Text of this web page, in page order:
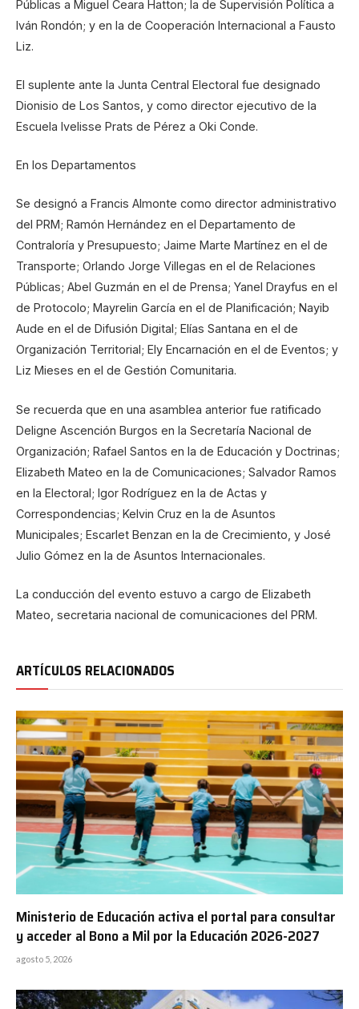
Públicas a Miguel Ceara Hatton; la de Supervisión Política a
Iván Rondón; y en la de Cooperación Internacional a Fausto
Liz.
El suplente ante la Junta Central Electoral fue designado
Dionisio de Los Santos, y como director ejecutivo de la
Escuela Ivelisse Prats de Pérez a Oki Conde.
En los Departamentos
Se designó a Francis Almonte como director administrativo
del PRM; Ramón Hernández en el Departamento de
Contraloría y Presupuesto; Jaime Marte Martínez en el de
Transporte; Orlando Jorge Villegas en el de Relaciones
Públicas; Abel Guzmán en el de Prensa; Yanel Drayfus en el
de Protocolo; Mayrelin García en el de Planificación; Nayib
Aude en el de Difusión Digital; Elías Santana en el de
Organización Territorial; Ely Encarnación en el de Eventos; y
Liz Mieses en el de Gestión Comunitaria.
Se recuerda que en una asamblea anterior fue ratificado
Deligne Ascención Burgos en la Secretaría Nacional de
Organización; Rafael Santos en la de Educación y Doctrinas;
Elizabeth Mateo en la de Comunicaciones; Salvador Ramos
en la Electoral; Igor Rodríguez en la de Actas y
Correspondencias; Kelvin Cruz en la de Asuntos
Municipales; Escarlet Benzan en la de Crecimiento, y José
Julio Gómez en la de Asuntos Internacionales.
La conducción del evento estuvo a cargo de Elizabeth
Mateo, secretaria nacional de comunicaciones del PRM.
ARTÍCULOS RELACIONADOS
Ministerio de Educación activa el portal para consultar
y acceder al Bono a Mil por la Educación 2026-2027
agosto 5, 2026